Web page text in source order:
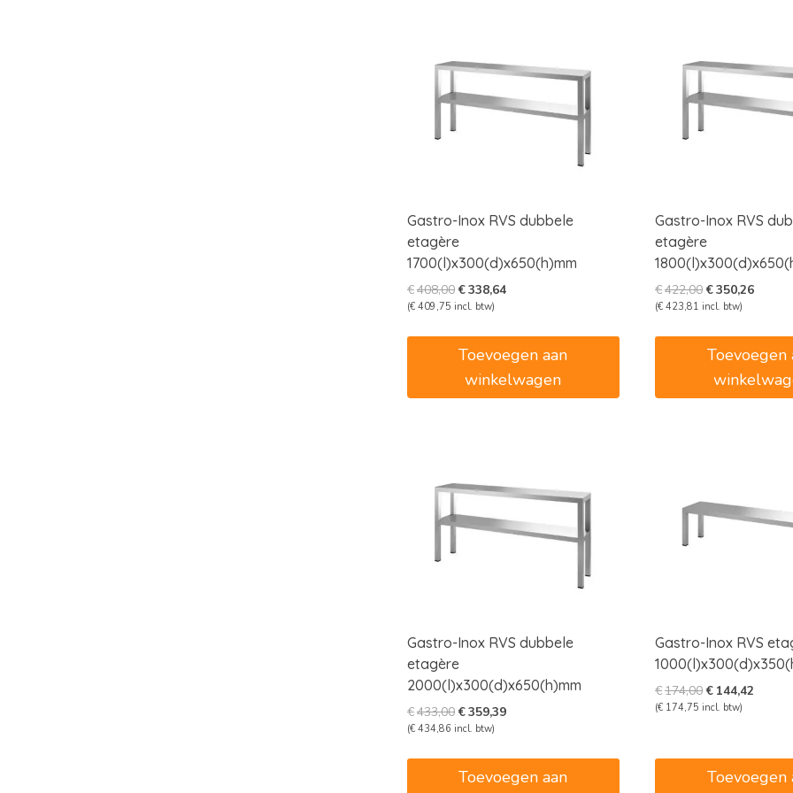
Gastro-Inox RVS dubbele
etagère
1700(l)x300(d)x650(h)mm
€408,00Oorspronkelijke
prijs
€338,64Huidige
(€ 409,75 incl. btw)
Toevoegen aan
winkelwagen
Gastro-Inox RVS
etagère
€422,00
prijs
€350,26
(€ 423,81 incl. btw)
Toevoegen
Gastro-Inox RVS dubbele
etagère
2000(l)x300(d)x650(h)mm
€433,00Oorspronkelijke
prijs
€433,00.
€359,39Huidige
(€ 434,86incl. btw)
Toevoegen aan
Gastro-Inox RVS
€174,00
prijs
€ 144,42
(€ 174,75 incl. btw)
Toevoegen